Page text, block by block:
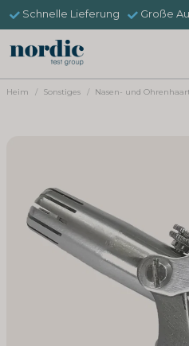
Schnelle Lieferung Große
Heim Sonstiges Nasen- und